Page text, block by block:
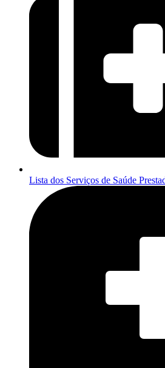
Lista dos Serviços de Saúde